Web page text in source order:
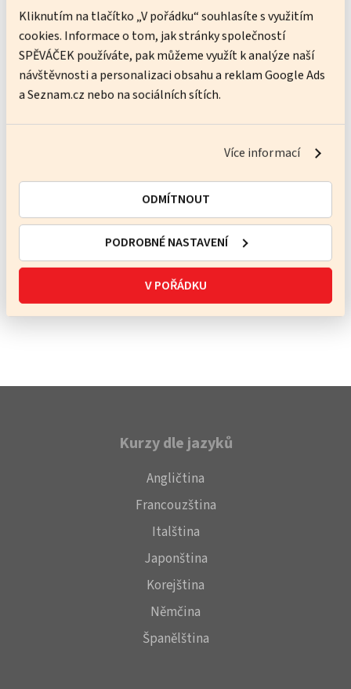
Kliknutím na tlačítko „V pořádku“ souhlasíte s využitím
cookies. Informace o tom, jak stránky společností
SPĚVÁČEK používáte, pak můžeme využít k analýze naší
návštěvnosti a personalizaci obsahu a reklam Google Ads
a Seznam.cz nebo na sociálních sítích.
Více informací
V POŘÁDKU
PODROBNÉ NASTAVENÍ
ODMÍTNOUT
Nevíte si rady?
Obraťte se na nás.
Koordinátorka výuky
+420 608 602 611
skola@spevacek.info
Kurzy dle jazyků
Angličtina
Francouzština
Italština
Japonština
Korejština
Němčina
Španělština